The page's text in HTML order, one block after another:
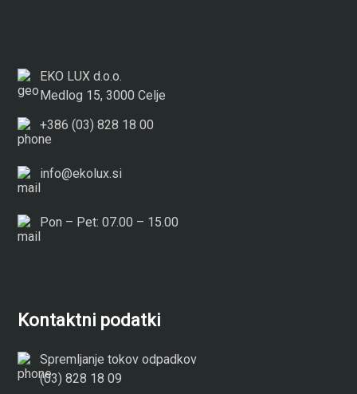
EKO LUX d.o.o.
Medlog 15, 3000 Celje
+386 (03) 828 18 00
info@ekolux.si
Pon – Pet: 07.00 – 15.00
Kontaktni podatki
Spremljanje tokov odpadkov
(03) 828 18 09